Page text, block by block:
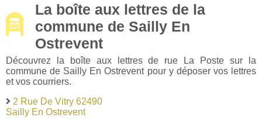
La boîte aux lettres de la
commune de Sailly En
Ostrevent
Découvrez la boîte aux lettres de rue La Poste sur la
commune de Sailly En Ostrevent pour y déposer vos lettres
et vos courriers.
2 Rue De Vitry 62490
Sailly En Ostrevent